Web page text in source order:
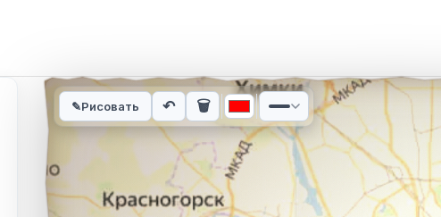
Интерактивная карта автомобильного маршрута из города
✎Рисовать ↶ 🗑